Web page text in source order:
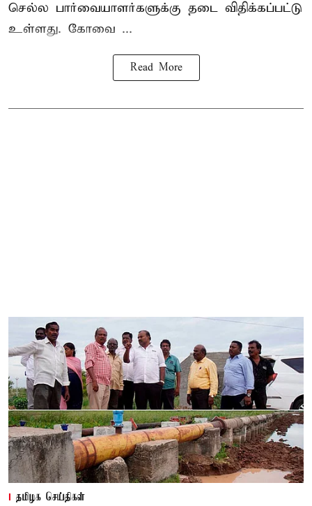
செல்ல பார்வையாளர்களுக்கு தடை விதிக்கப்பட்டு
உள்ளது. கோவை ...
Read More
தமிழக செய்திகள்